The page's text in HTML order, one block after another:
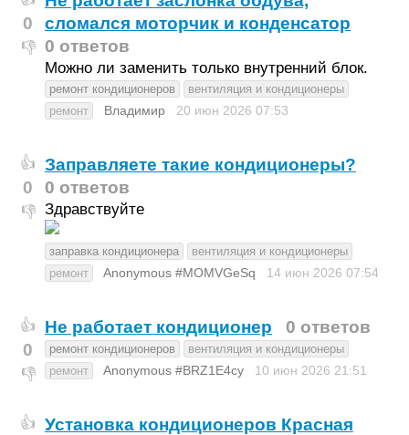
0
👎
сломался моторчик и конденсатор
0 ответов
Можно ли заменить только внутренний блок.
ремонт кондиционеров
вентиляция и кондиционеры
ремонт
Владимир 20 июн 2026 07:53
👍
0
👎
Заправляете такие кондиционеры?
0 ответов
Здравствуйте
заправка кондиционера
вентиляция и кондиционеры
ремонт
Anonymous #MOMVGeSq 14 июн 2026 07:54
👍
0
👎
Не работает кондиционер 0 ответов
ремонт кондиционеров
вентиляция и кондиционеры
ремонт
Anonymous #BRZ1E4cy 10 июн 2026 21:51
👍 Установка кондиционеров Красная